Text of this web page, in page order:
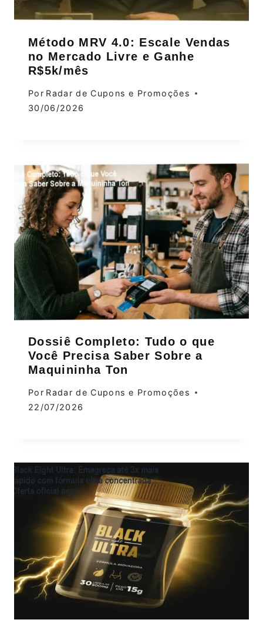
Método MRV 4.0: Escale Vendas
no Mercado Livre e Ganhe
R$5k/mês
Por Radar de Cupons e Promoções
30/06/2026
Dossiê Completo: Tudo o que
Você Precisa Saber Sobre a
Maquininha Ton
Por Radar de Cupons e Promoções
22/07/2026